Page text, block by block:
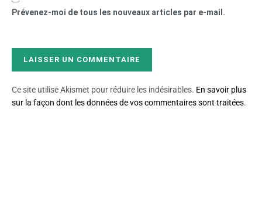
Prévenez-moi de tous les nouveaux articles par e-mail.
Ce site utilise Akismet pour réduire les indésirables. En savoir plus
sur la façon dont les données de vos commentaires sont traitées.